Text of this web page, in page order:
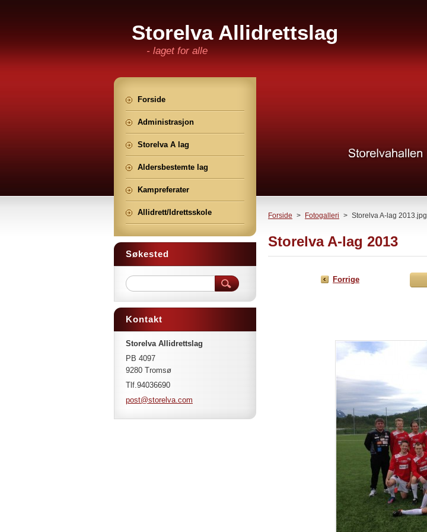
Storelva Allidrettslag
- laget for alle
Forside > Fotogalleri > Storelva A-lag 2013.jpg
Storelva A-lag 2013
Forrige
Forside
Administrasjon
Storelva A lag
Aldersbestemte lag
Kampreferater
Allidrett/Idrettsskole
Søkested
Kontakt
Storelva Allidrettslag
PB 4097
9280 Tromsø
Tlf.94036690
post@storelva.com